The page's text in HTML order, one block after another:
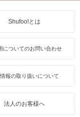
Shufoo!とは
についてのお問い合わせ
報の取り扱いについて
法人のお客様へ